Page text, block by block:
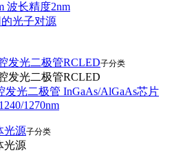
波长精度2nm
光子对源
发光二极管RCLED子分类
发光二极管RCLED
发光二极管 InGaAs/AlGaAs芯片
1270nm
光源子分类
光源